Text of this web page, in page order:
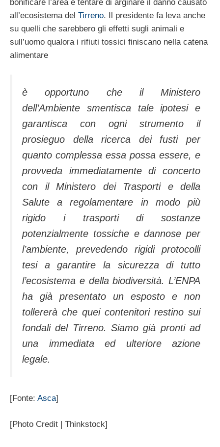
bonificare l’area e tentare di arginare il danno causato
all’ecosistema del Tirreno. Il presidente fa leva anche
su quelli che sarebbero gli effetti sugli animali e
sull’uomo qualora i rifiuti tossici finiscano nella catena
alimentare
è opportuno che il Ministero
dell’Ambiente smentisca tale ipotesi e
garantisca con ogni strumento il
prosieguo della ricerca dei fusti per
quanto complessa essa possa essere, e
provveda immediatamente di concerto
con il Ministero dei Trasporti e della
Salute a regolamentare in modo più
rigido i trasporti di sostanze
potenzialmente tossiche e dannose per
l’ambiente, prevedendo rigidi protocolli
tesi a garantire la sicurezza di tutto
l’ecosistema e della biodiversità. L’ENPA
ha già presentato un esposto e non
tollererà che quei contenitori restino sui
fondali del Tirreno. Siamo già pronti ad
una immediata ed ulteriore azione
legale.
[Fonte: Asca]
[Photo Credit | Thinkstock]